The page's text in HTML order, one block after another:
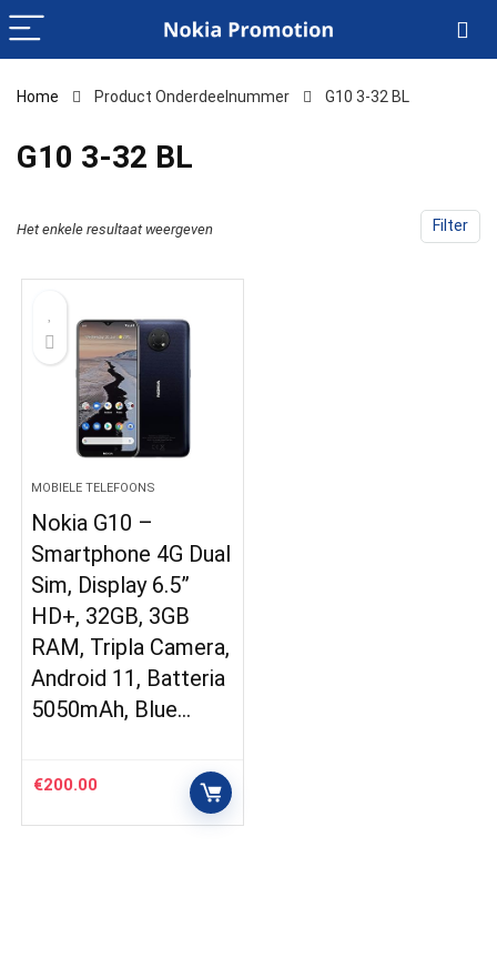
Home Product Onderdeelnummer ‎G10 3-32 BL
‎G10 3-32 BL
Filter
Het enkele resultaat weergeven
MOBIELE TELEFOONS
Nokia G10 –
Smartphone 4G Dual
Sim, Display 6.5”
HD+, 32GB, 3GB
RAM, Tripla Camera,
Android 11, Batteria
5050mAh, Blue…
€200.00